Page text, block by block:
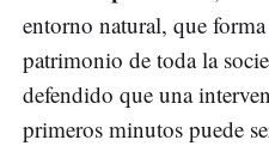
entorno natural, que
patrimonio de toda la
defendido que una
primeros minutos puede